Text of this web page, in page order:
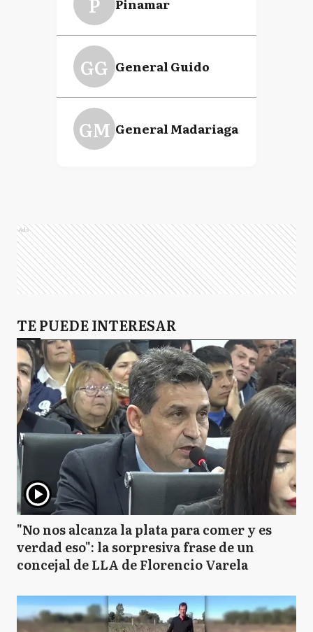
Pinamar
GG General Guido
GM General Madariaga
Ads
TE PUEDE INTERESAR
"No nos alcanza la plata para comer y es
verdad eso": la sorpresiva frase de un
concejal de LLA de Florencio Varela